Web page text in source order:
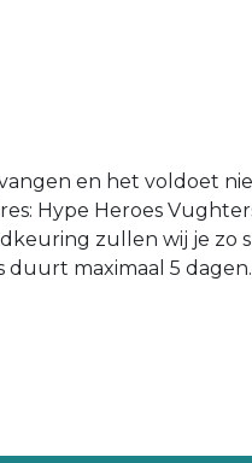
en het voldoet
Hype Heroes
zullen wij je
maximaal 5